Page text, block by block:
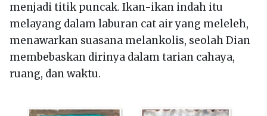
menjadi titik puncak. Ikan-ikan indah itu
melayang dalam laburan cat air yang meleleh,
menawarkan suasana melankolis, seolah Dian
membebaskan dirinya dalam tarian cahaya,
ruang, dan waktu.